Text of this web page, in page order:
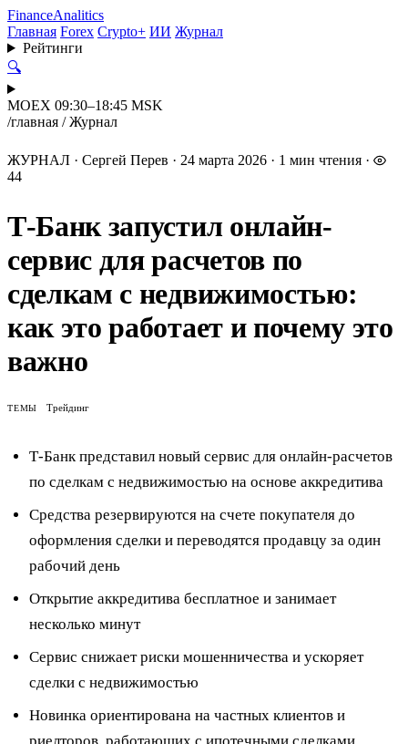
FinanceAnalitics
Главная Forex Crypto+ ИИ Журнал
Рейтинги
🔍
MOEX 09:30–18:45 MSK
/главная / Журнал
ЖУРНАЛ · Сергей Перев · 24 марта 2026 · 1 мин чтения ·
44
Т-Банк запустил онлайн-
сервис для расчетов по
сделкам с недвижимостью:
как это работает и почему это
важно
ТЕМЫ Трейдинг
Т-Банк представил новый сервис для онлайн-расчетов
по сделкам с недвижимостью на основе аккредитива
Средства резервируются на счете покупателя до
оформления сделки и переводятся продавцу за один
рабочий день
Открытие аккредитива бесплатное и занимает
несколько минут
Сервис снижает риски мошенничества и ускоряет
сделки с недвижимостью
Новинка ориентирована на частных клиентов и
риелторов, работающих с ипотечными сделками